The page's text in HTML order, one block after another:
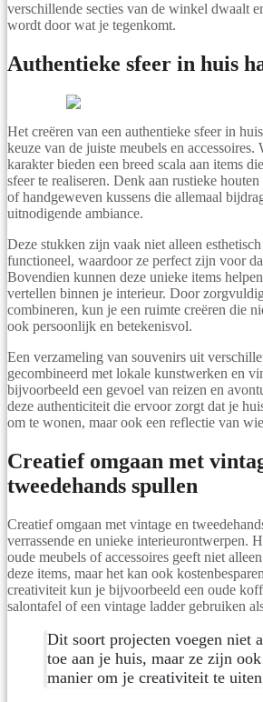
verschillende secties van de winkel dwaalt
wordt door wat je tegenkomt.
Authentieke sfeer in huis
Het creëren van een authentieke sfeer in
keuze van de juiste meubels en
karakter bieden een breed scala aan items
sfeer te realiseren. Denk aan rustieke
of handgeweven kussens die allemaal
uitnodigende ambiance.
Deze stukken zijn vaak niet alleen
functioneel, waardoor ze perfect zijn voor
Bovendien kunnen deze unieke items
vertellen binnen je interieur. Door
combineren, kun je een ruimte creëren die
ook persoonlijk en betekenisvol.
Een verzameling van souvenirs uit
gecombineerd met lokale kunstwerken en
bijvoorbeeld een gevoel van reizen en
deze authenticiteit die ervoor zorgt dat je
om te wonen, maar ook een reflectie van
Creatief omgaan met
tweedehands spullen
Creatief omgaan met vintage en
verrassende en unieke interieurontwerpen.
oude meubels of accessoires geeft niet
deze items, maar het kan ook
creativiteit kun je bijvoorbeeld een oude
salontafel of een vintage ladder gebruiken
Dit soort projecten voegen niet alleen karakter
toe aan je huis, maar ze zijn
manier om je creativiteit te